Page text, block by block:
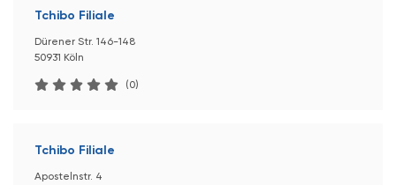
Tchibo Filiale
Dürener Str. 146-148
50931 Köln
(0)
Tchibo Filiale
Apostelnstr. 4